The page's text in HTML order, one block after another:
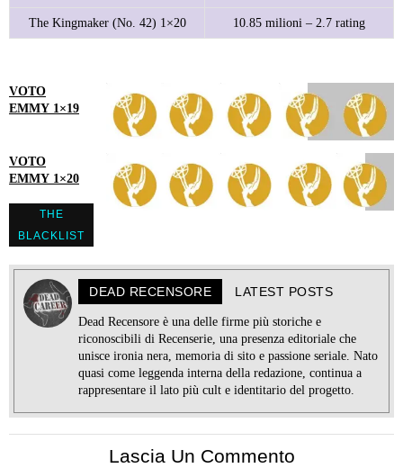
The Kingmaker (No. 42) 1×20 10.85 milioni – 2.7 rating
VOTO
EMMY 1×19
VOTO
EMMY 1×20
THE
BLACKLIST
DEAD RECENSORE LATEST POSTS
Dead Recensore è una delle firme più storiche e
riconoscibili di Recenserie, una presenza editoriale che
unisce ironia nera, memoria di sito e passione seriale. Nato
quasi come leggenda interna della redazione, continua a
rappresentare il lato più cult e identitario del progetto.
Lascia Un Commento